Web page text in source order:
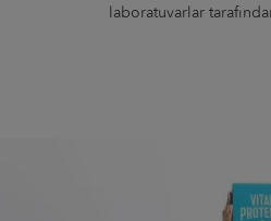
laboratuvarlar